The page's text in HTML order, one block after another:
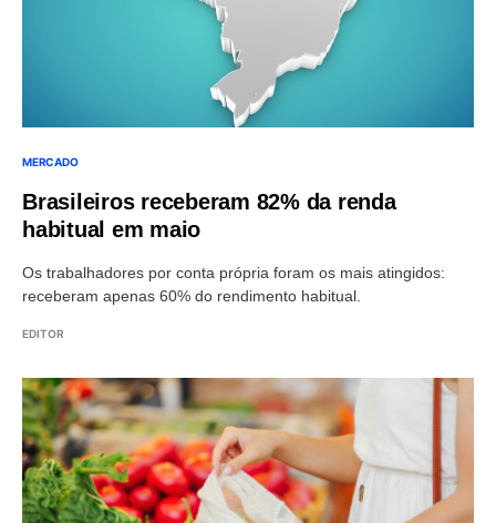
MERCADO
Brasileiros receberam 82% da renda
habitual em maio
Os trabalhadores por conta própria foram os mais atingidos:
receberam apenas 60% do rendimento habitual.
EDITOR